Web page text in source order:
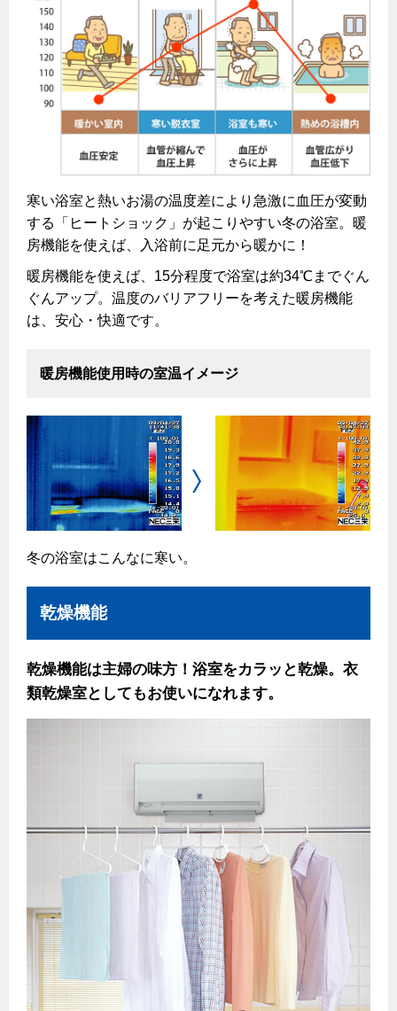
ガス器具が故障したとき
地震のとき
ガス給湯器・風呂釜の凍結予防方法
故障診断
ガス工事について
新しく都市ガスをご利用したい方へ
道路・敷地内で工事をされる皆さまへ
ガスを安全にお使いいただくために
ガスメーターの役割と安全機能
古くなったガス管の交換のおすすめ
正しい接続で安全に
長期使用製品安全点検制度について
換気と給排気設備の注意点
保安体制
ガス設備安全点検について
ガス使用停止のご案内
インターネット受付
20代
30代
40代～50代
プロパンガスから都市ガスへの切り替え
都市ガス切り替えのメリット
導入事例
都市ガス切り替え事例
警報器
警報器
バスルーム
エコジョーズ
浴室暖房乾燥機・脱衣室
ミストサウナ
衣類乾燥機
リビング
ガス温水床暖房・ルームヒーター
私たちのリフォーム
キッチンをリフォーム
バスルームをリフォーム
サニタリーをリフォーム
その他をリフォーム
リフォーム事例紹介
3つのあんしん宣言
補助金について
リフォームのお知らせ
ショールーム
リフォームについてのお問い合わせ
電力の自由化について
電気料金 長野都市ガスでんきプラン
都市ガスでんき 従量電灯Ｂ
都市ガスでんき 低圧電力
電気料金のシミュレーション
ご契約・お手続き
停電時の対応
よくあるご質問
Chef Ropia's JOYFUL CUISINE
食育活動について
エコ・クッキング
法人のお客様へ
ホーム
お問合わせ・資料請求 ショールーム
寒い浴室と熱いお湯の温度差により急激に血圧が変動
する「ヒートショック」が起こりやすい冬の浴室。暖
房機能を使えば、入浴前に足元から暖かに！
暖房機能を使えば、15分程度で浴室は約34℃までぐん
ぐんアップ。温度のバリアフリーを考えた暖房機能
は、安心・快適です。
暖房機能使用時の室温イメージ
冬の浴室はこんなに寒い。
乾燥機能
乾燥機能は主婦の味方！浴室をカラッと乾燥。衣
類乾燥室としてもお使いになれます。